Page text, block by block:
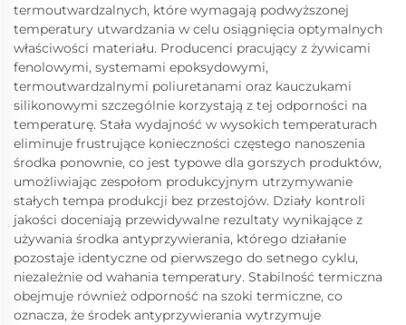
termoutwardzalnych, które wymagają podwyższonej
temperatury utwardzania w celu osiągnięcia optymalnych
właściwości materiału. Producenci pracujący z żywicami
fenolowymi, systemami epoksydowymi,
termoutwardzalnymi poliuretanami oraz kauczukami
silikonowymi szczególnie korzystają z tej odporności na
temperaturę. Stała wydajność w wysokich temperaturach
eliminuje frustrujące konieczności częstego nanoszenia
środka ponownie, co jest typowe dla gorszych produktów,
umożliwiając zespołom produkcyjnym utrzymywanie
stałych tempa produkcji bez przestojów. Działy kontroli
jakości doceniają przewidywalne rezultaty wynikające z
używania środka antyprzywierania, którego działanie
pozostaje identyczne od pierwszego do setnego cyklu,
niezależnie od wahania temperatury. Stabilność termiczna
obejmuje również odporność na szoki termiczne, co
oznacza, że środek antyprzywierania wytrzymuje